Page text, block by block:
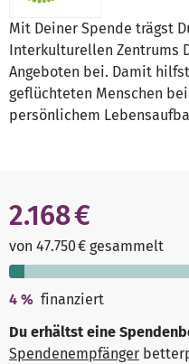
Mit Deiner Spende trägst
Interkulturellen Zentrums
Angeboten bei. Damit
geflüchteten Menschen
persönlichem
2.168 €
von 47.750 € gesammelt
4 % finanziert
Du erhältst eine
Spendenempfänger